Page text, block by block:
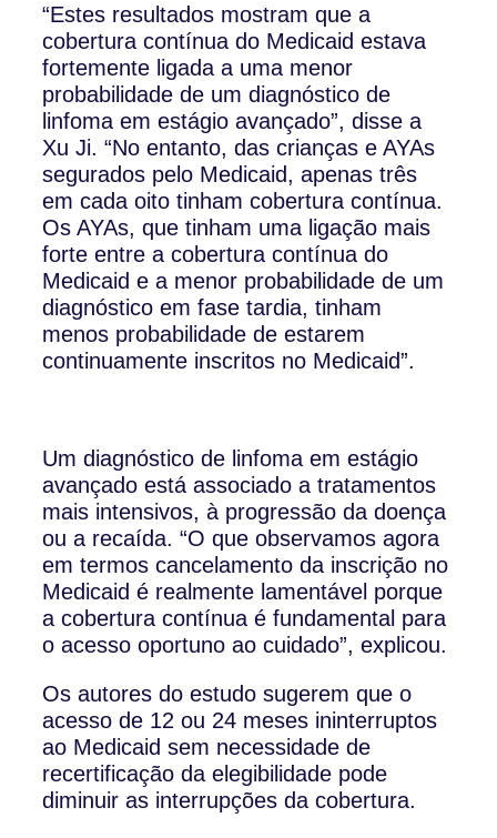
“Estes resultados mostram que a
cobertura contínua do Medicaid estava
fortemente ligada a uma menor
probabilidade de um diagnóstico de
linfoma em estágio avançado”, disse a
Xu Ji. “No entanto, das crianças e AYAs
segurados pelo Medicaid, apenas três
em cada oito tinham cobertura contínua.
Os AYAs, que tinham uma ligação mais
forte entre a cobertura contínua do
Medicaid e a menor probabilidade de um
diagnóstico em fase tardia, tinham
menos probabilidade de estarem
continuamente inscritos no Medicaid”.
Um diagnóstico de linfoma em estágio
avançado está associado a tratamentos
mais intensivos, à progressão da doença
ou a recaída. “O que observamos agora
em termos cancelamento da inscrição no
Medicaid é realmente lamentável porque
a cobertura contínua é fundamental para
o acesso oportuno ao cuidado”, explicou.
Os autores do estudo sugerem que o
acesso de 12 ou 24 meses ininterruptos
ao Medicaid sem necessidade de
recertificação da elegibilidade pode
diminuir as interrupções da cobertura.